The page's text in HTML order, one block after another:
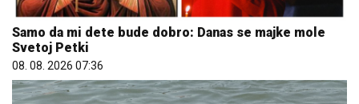
Samo da mi dete bude dobro: Danas se majke mole
Svetoj Petki
08. 08. 2026 07:36